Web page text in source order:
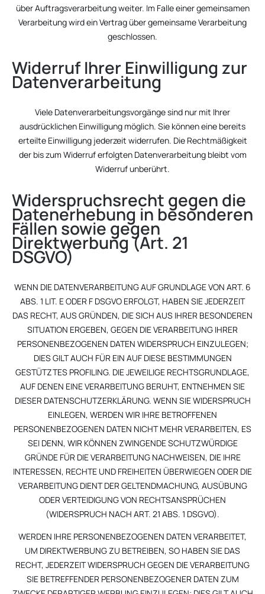
über Auftragsverarbeitung weiter. Im Falle einer gemeinsamen
Verarbeitung wird ein Vertrag über gemeinsame Verarbeitung
geschlossen.
Widerruf Ihrer Einwilligung zur
Datenverarbeitung
Viele Datenverarbeitungsvorgänge sind nur mit Ihrer
ausdrücklichen Einwilligung möglich. Sie können eine bereits
erteilte Einwilligung jederzeit widerrufen. Die Rechtmäßigkeit
der bis zum Widerruf erfolgten Datenverarbeitung bleibt vom
Widerruf unberührt.
Widerspruchsrecht gegen die
Datenerhebung in besonderen
Fällen sowie gegen
Direktwerbung (Art. 21
DSGVO)
WENN DIE DATENVERARBEITUNG AUF GRUNDLAGE VON ART. 6
ABS. 1 LIT. E ODER F DSGVO ERFOLGT, HABEN SIE JEDERZEIT
DAS RECHT, AUS GRÜNDEN, DIE SICH AUS IHRER BESONDEREN
SITUATION ERGEBEN, GEGEN DIE VERARBEITUNG IHRER
PERSONENBEZOGENEN DATEN WIDERSPRUCH EINZULEGEN;
DIES GILT AUCH FÜR EIN AUF DIESE BESTIMMUNGEN
GESTÜTZTES PROFILING. DIE JEWEILIGE RECHTSGRUNDLAGE,
AUF DENEN EINE VERARBEITUNG BERUHT, ENTNEHMEN SIE
DIESER DATENSCHUTZERKLÄRUNG. WENN SIE WIDERSPRUCH
EINLEGEN, WERDEN WIR IHRE BETROFFENEN
PERSONENBEZOGENEN DATEN NICHT MEHR VERARBEITEN, ES
SEI DENN, WIR KÖNNEN ZWINGENDE SCHUTZWÜRDIGE
GRÜNDE FÜR DIE VERARBEITUNG NACHWEISEN, DIE IHRE
INTERESSEN, RECHTE UND FREIHEITEN ÜBERWIEGEN ODER DIE
VERARBEITUNG DIENT DER GELTENDMACHUNG, AUSÜBUNG
ODER VERTEIDIGUNG VON RECHTSANSPRÜCHEN
(WIDERSPRUCH NACH ART. 21 ABS. 1 DSGVO).
WERDEN IHRE PERSONENBEZOGENEN DATEN VERARBEITET,
UM DIREKTWERBUNG ZU BETREIBEN, SO HABEN SIE DAS
RECHT, JEDERZEIT WIDERSPRUCH GEGEN DIE VERARBEITUNG
SIE BETREFFENDER PERSONENBEZOGENER DATEN ZUM